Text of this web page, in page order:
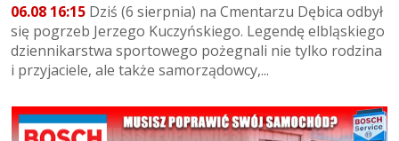
06.08 16:15 Dziś (6 sierpnia) na Cmentarzu Dębica odbył
się pogrzeb Jerzego Kuczyńskiego. Legendę elbląskiego
dziennikarstwa sportowego pożegnali nie tylko rodzina
i przyjaciele, ale także samorządowcy,...